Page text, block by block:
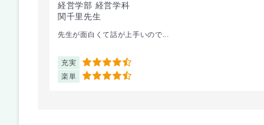
経営学部 経営学科
関千里先生
先生が面白くて話が上手いので...
充実 4.5
楽単 4.5